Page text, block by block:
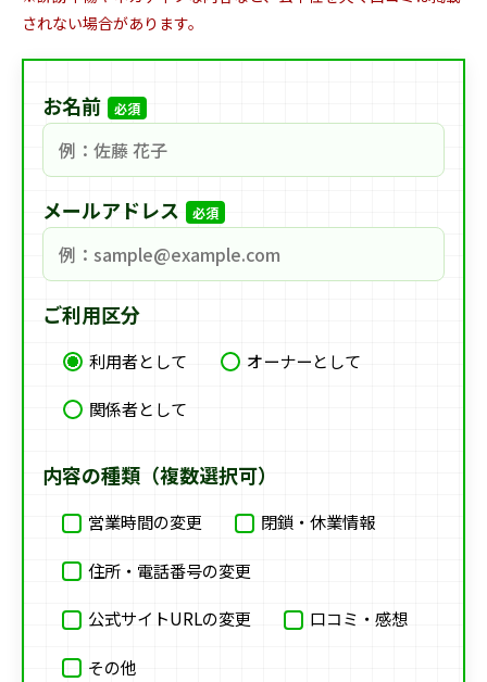
されない場合があります。
お名前 必須
メールアドレス 必須
ご利用区分
利用者として
オーナーとして
関係者として
内容の種類（複数選択可）
営業時間の変更 閉鎖・休業情報
住所・電話番号の変更
公式サイトURLの変更 口コミ・感想
その他